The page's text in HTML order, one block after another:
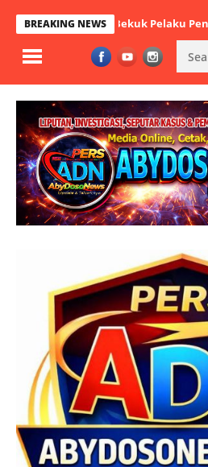
BREAKING NEWS
Bekuk Pelaku Pencurian HP